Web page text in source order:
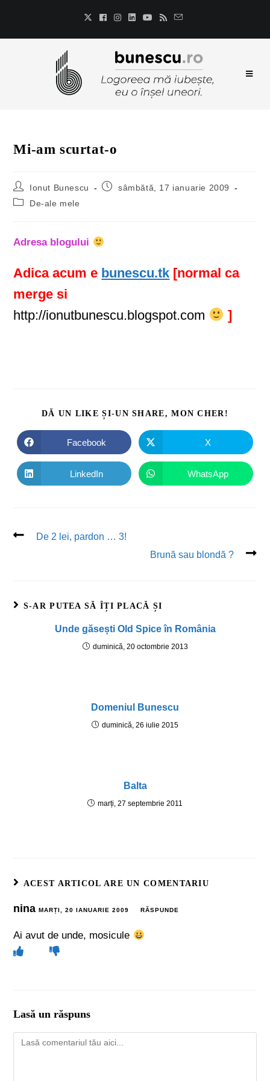
Mi-am scurtat-o
Ionut Bunescu
sâmbătă, 17 ianuarie 2009
De-ale mele
Adresa blogului
Adica acum e bunescu.tk [normal ca
merge si
http://ionutbunescu.blogspot.com
]
DĂ UN LIKE ȘI-UN SHARE, MON CHER!
Facebook X
LinkedIn WhatsApp
De 2 lei, pardon … 3!
Brună sau blondă ?
S-AR PUTEA SĂ ÎȚI PLACĂ ȘI
Unde găsești Old Spice în România
duminică, 20 octombrie 2013
Domeniul Bunescu
duminică, 26 iulie 2015
Balta
marți, 27 septembrie 2011
ACEST ARTICOL ARE UN COMENTARIU
ninaMARȚI, 20 IANUARIE 2009 RĂSPUNDE
Ai avut de unde, mosicule
Lasă un răspuns